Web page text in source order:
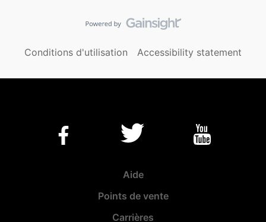
Conditions d'utilisation Accessibility statement
Aide
Points de vente
Carrières